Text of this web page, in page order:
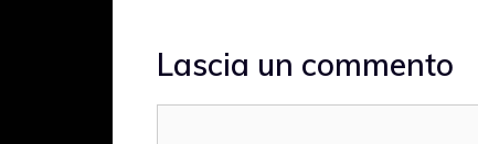
Lascia un commento